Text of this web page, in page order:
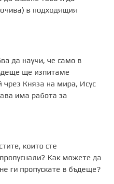
в подходящия
да научи, че само в
ще изпитаме
Княза на мира, Исус
има работа за
които сте
Как можете да
ги пропускате в бъдеще?